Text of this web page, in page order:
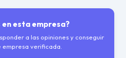
en esta empresa?
a las opiniones y conseguir
empresa verificada.